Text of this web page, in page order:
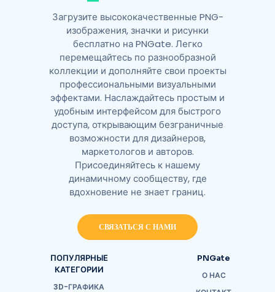
Загрузите высококачественные PNG-
изображения, значки и рисунки
бесплатно на PNGate. Легко
перемещайтесь по разнообразной
коллекции и дополняйте свои проекты
профессиональными визуальными
эффектами. Наслаждайтесь простым и
удобным интерфейсом для быстрого
доступа, открывающим безграничные
возможности для дизайнеров,
маркетологов и авторов.
Присоединяйтесь к нашему
динамичному сообществу, где
вдохновение не знает границ.
СВЯЗАТЬСЯ С НАМИ
ПОПУЛЯРНЫЕ
КАТЕГОРИИ
3D-ГРАФИКА
PNGate
О НАС